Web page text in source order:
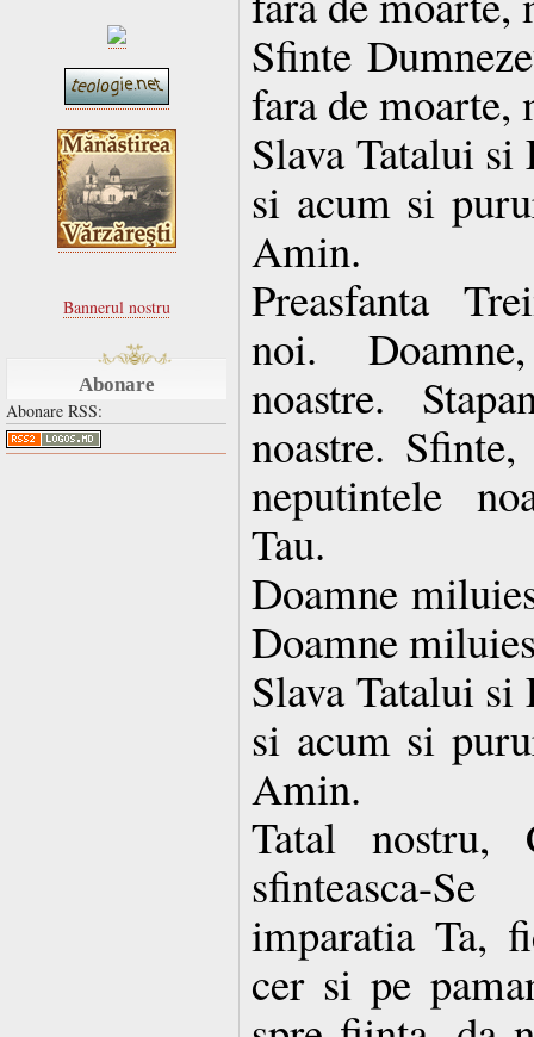
Bannerul nostru
Abonare
Abonare RSS:
Sfinte
fara de moarte,
Slava Tatalui
si acum si
Amin.
Preasfanta
noi.
noastre.
noastre.
neputintele
Tau.
Doamne
Doamne
Slava Tatalui
si acum si
Amin.
Tatal
sfinteasca-
imparatia Ta,
cer si pe